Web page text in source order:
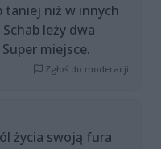
taniej niż w innych
leży dwa
miejsce.
Zgłoś do moderacji
życia swoją fura